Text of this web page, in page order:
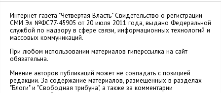
Интернет-газета "Четвертая Власть" Cвидетельство о регистрации
СМИ Эл №ФС77-45905 от 20 июля 2011 года, выдано Федеральной
службой по надзору в сфере связи, информационных технологий и
массовых коммуникаций.
При любом использовании материалов гиперссылка на сайт
обязательна.
Мнение авторов публикаций может не совпадать с позицией
редакции. За содержание материалов, размещенных в разделах
"Блоги" и "Свободная трибуна", а также за комментарии